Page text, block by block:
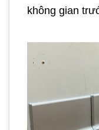
không gian